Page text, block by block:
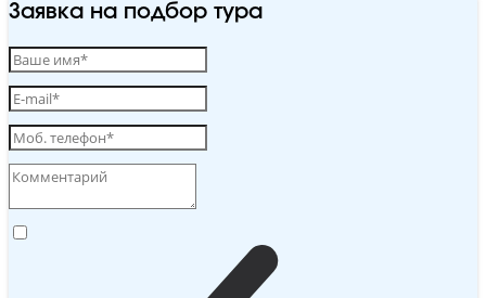
Заявка на подбор тура